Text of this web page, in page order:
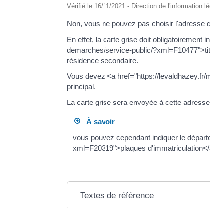
Vérifié le 16/11/2021 - Direction de l'information
Non, vous ne pouvez pas choisir l'adresse
En effet, la carte grise doit obligatoirement
demarches/service-public/
résidence secondaire.
Vous devez <a href="https://
principal.
La carte grise sera envoyée à cette
À savoir
vous pouvez cependant indiquer le
xml=F20319">plaques
Textes de référence